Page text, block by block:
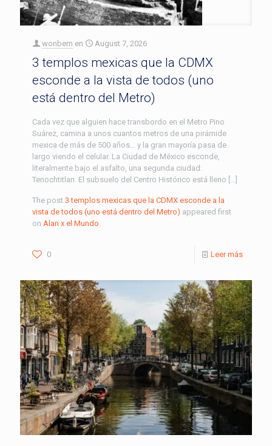
wonbern en August 7, 2026
3 templos mexicas que la CDMX
esconde a la vista de todos (uno
está dentro del Metro)
Cada vez que alguien hace transbordo en el Metro Pino
Suárez, camina a unos cuantos metros de una pirámide
mexica de más de 500 años… y la gran mayoría pasa de
largo viendo el celular. La Ciudad de México esconde,
literalmente bajo el asfalto, una segunda ciudad:
Tenochtitlan. El subsuelo del Centro Histórico está lleno […]
The post 3 templos mexicas que la CDMX esconde a la
vista de todos (uno está dentro del Metro) appeared first
on Alan x el Mundo.
0 Leer más